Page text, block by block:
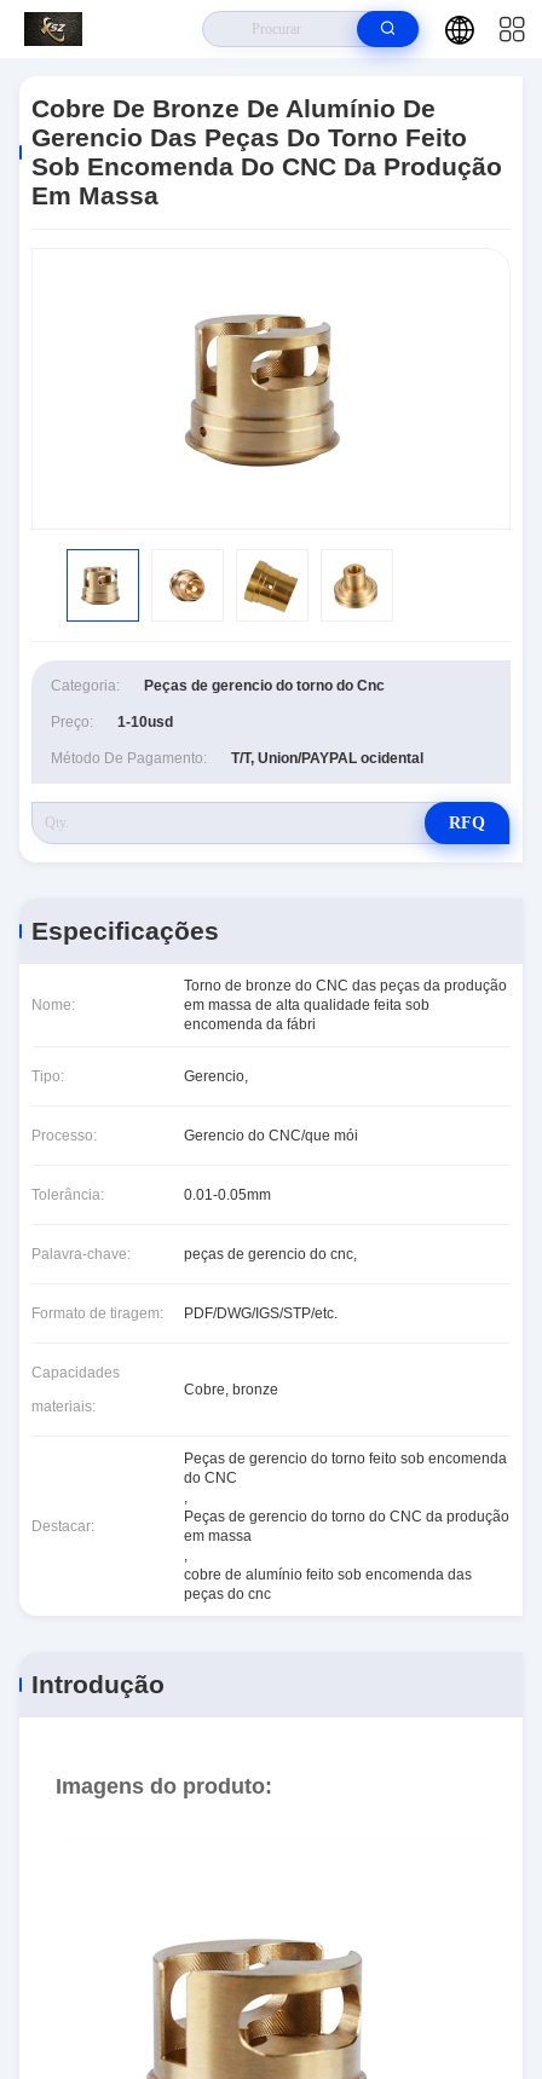
De Bronze De Alumínio De Gerencio Das Peças Do Torno Feito Sob
Encomenda Do CNC Da Produção Em Massa
Cobre De Bronze De Alumínio De
Gerencio Das Peças Do Torno Feito
Sob Encomenda Do CNC Da Produção
Em Massa
Categoria: Peças de gerencio do torno do Cnc
Preço: 1-10usd
Método De Pagamento: T/T, Union/PAYPAL ocidental
RFQ
Especificações
Nome:
Torno de bronze do CNC das peças da produção
em massa de alta qualidade feita sob
encomenda da fábri
Tipo: Gerencio,
Processo: Gerencio do CNC/que mói
Tolerância: 0.01-0.05mm
Palavra-chave: peças de gerencio do cnc,
Formato de tiragem: PDF/DWG/IGS/STP/etc.
Capacidades
materiais:
Cobre, bronze
Destacar:
Peças de gerencio do torno feito sob encomenda
do CNC
,
Peças de gerencio do torno do CNC da produção
em massa
,
cobre de alumínio feito sob encomenda das
peças do cnc
Introdução
Imagens do produto: